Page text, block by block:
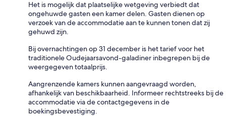
Het is mogelijk dat plaatselijke wetgeving verbiedt dat
ongehuwde gasten een kamer delen. Gasten dienen op
verzoek van de accommodatie aan te kunnen tonen dat zij
gehuwd zijn.
Bij overnachtingen op 31 december is het tarief voor het
traditionele Oudejaarsavond-galadiner inbegrepen bij de
weergegeven totaalprijs.
Aangrenzende kamers kunnen aangevraagd worden,
afhankelijk van beschikbaarheid. Informeer rechtstreeks bij de
accommodatie via de contactgegevens in de
boekingsbevestiging.